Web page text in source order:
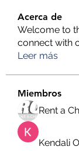
Acerca de
Welcome to
connect with
Leer más
Miembros
Rent a
Kendali